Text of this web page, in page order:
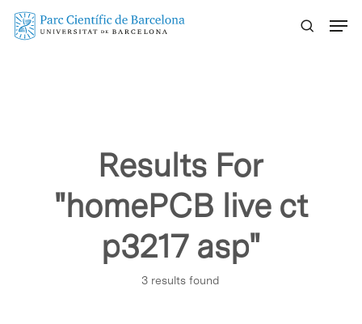
Skip
Results For
"homePCB live ct
p3217 asp"
3 results found